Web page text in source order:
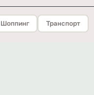
Шоппинг Транспорт